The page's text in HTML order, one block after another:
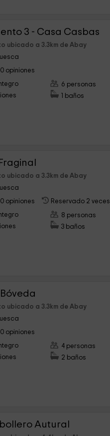
3 - Casa Casbas
ubicado a 3.3km de Abay
0 opiniones
6 personas
1 baños
ubicado a 3.3km de Abay
0 opiniones
Reservado 2 veces
8 personas
3 baños
ubicado a 3.3km de Abay
0 opiniones
4 personas
2 baños
Autural